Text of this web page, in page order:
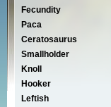
Fecundity
Paca
Ceratosaurus
Smallholder
Knoll
Hooker
Leftish